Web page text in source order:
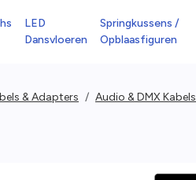
LED
Dansvloeren
Springkussens /
Opblaasfiguren
& Adapters Audio & DMX Kabels